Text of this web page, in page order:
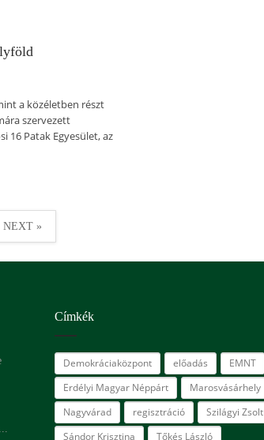
a közéletben részt
szervezett
16 Patak Egyesület, az
NEXT »
Címkék
Demokráciaközpont előadás
EMNT
Erdélyi Magyar Néppárt
Marosvásárhely
Nagyvárad
regisztráció
Szilágyi Zsolt
Sándor Krisztina
Tőkés László